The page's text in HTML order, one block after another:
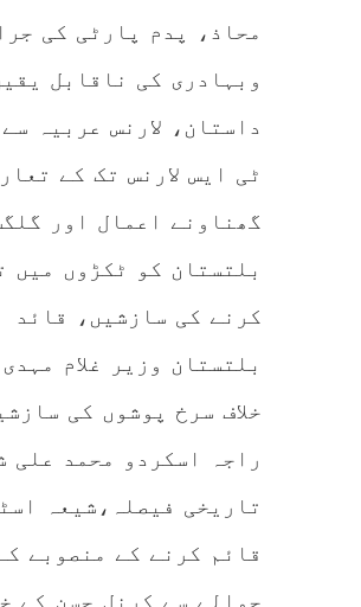
محاذ، پدم پارٹی کی
وبہادری کی ناقابل
داستان، لارنس عربیہ سے
ٹی ایس لارنس تک کے
گھناونے اعمال اور
بلتستان کو ٹکڑوں میں
کرنے کی سازشیں، قائد
بلتستان وزیر غلام
خلاف سرخ پوشوں کی
راجہ اسکردو محمد علی
تاریخی فیصلہ،شیعہ
قائم کرنے کے منصوبے
حوالے سے کرنل حسن کے